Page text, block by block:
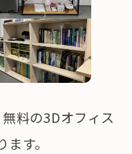
料の3Dオフィス
す。